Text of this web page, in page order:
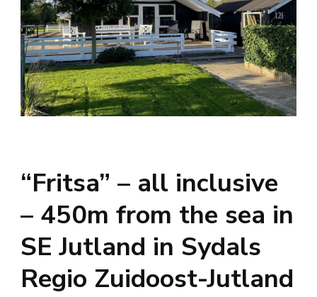
“Fritsa” – all inclusive
– 450m from the sea in
SE Jutland in Sydals
Regio Zuidoost-Jutland